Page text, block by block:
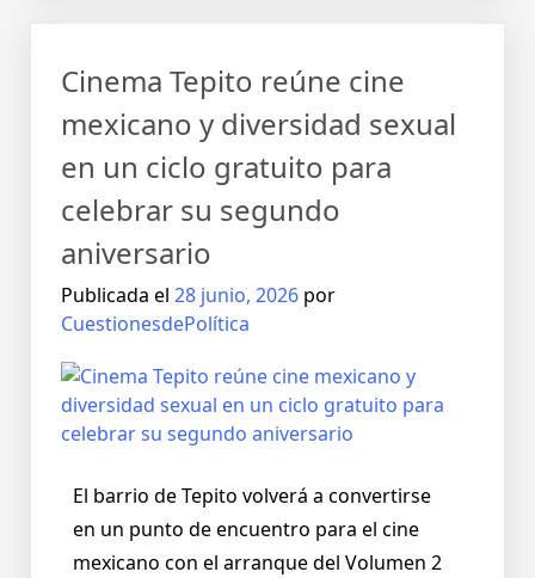
Cinema Tepito reúne cine
mexicano y diversidad sexual
en un ciclo gratuito para
celebrar su segundo
aniversario
Publicada el 28 junio, 2026 por
CuestionesdePolítica
El barrio de Tepito volverá a convertirse
en un punto de encuentro para el cine
mexicano con el arranque del Volumen 2